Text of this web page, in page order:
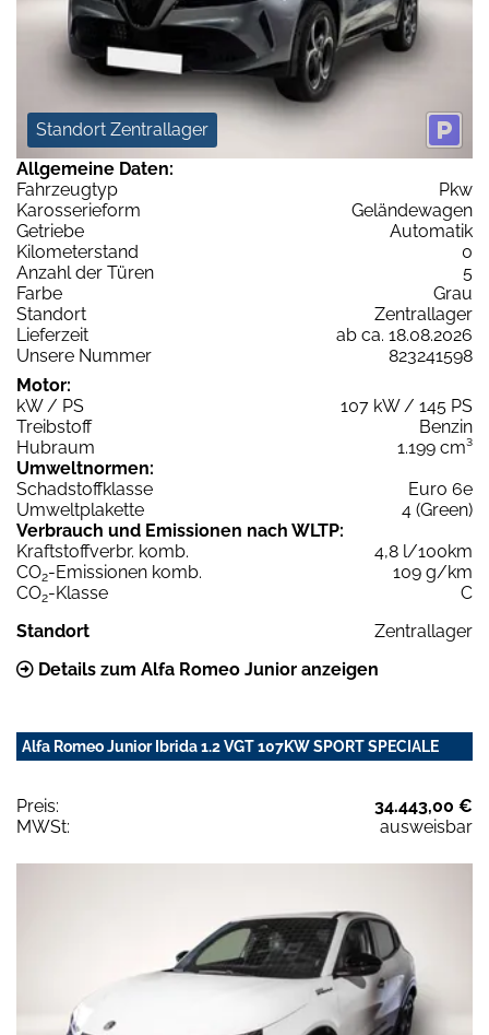
Standort Zentrallager
Allgemeine Daten:
Fahrzeugtyp
Pkw
Karosserieform
Geländewagen
Getriebe
Automatik
Kilometerstand
0
Anzahl der Türen
5
Farbe
Grau
Standort
Zentrallager
Lieferzeit
ab ca. 18.08.2026
Unsere Nummer
823241598
Motor:
kW / PS
107 kW / 145 PS
Treibstoff
Benzin
Hubraum
1.199 cm³
Umweltnormen:
Schadstoffklasse
Euro 6e
Umweltplakette
4 (Green)
Verbrauch und Emissionen nach WLTP:
Kraftstoffverbr. komb.
4,8 l/100km
CO2-Emissionen komb.
109 g/km
CO2-Klasse
C
Standort
Zentrallager
Details zum Alfa Romeo Junior anzeigen
Alfa Romeo Junior Ibrida 1.2 VGT 107KW SPORT SPECIALE
Preis:
34.443,00 €
MWSt:
ausweisbar